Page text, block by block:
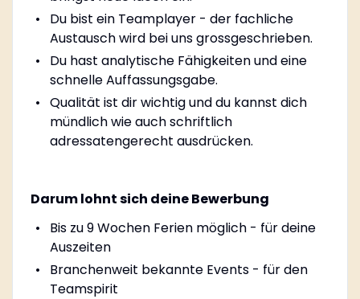
Du bist ein Teamplayer - der fachliche
Austausch wird bei uns grossgeschrieben.
Du hast analytische Fähigkeiten und eine
schnelle Auffassungsgabe.
Qualität ist dir wichtig und du kannst dich
mündlich wie auch schriftlich
adressatengerecht ausdrücken.
Darum lohnt sich deine Bewerbung
Bis zu 9 Wochen Ferien möglich - für deine
Auszeiten
Branchenweit bekannte Events - für den
Teamspirit